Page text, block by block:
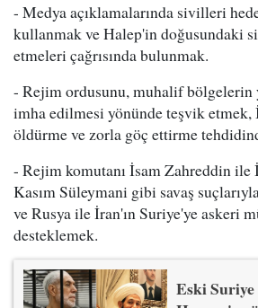
- Medya açıklamalarında sivilleri
kullanmak ve Halep'in doğusundaki
etmeleri çağrısında bulunmak.
- Rejim ordusunu, muhalif bölgelerin
imha edilmesi yönünde teşvik etmek,
öldürme ve zorla göç ettirme
- Rejim komutanı İsam Zahreddin ile
Kasım Süleymani gibi savaş
ve Rusya ile İran'ın Suriye'ye askeri
desteklemek.
Eski